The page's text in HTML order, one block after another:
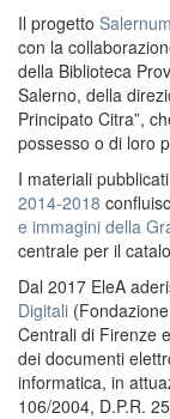
Il progetto
con la
della Biblioteca
Salerno, della
Principato Citra”,
possesso o di loro
I materiali
2014-2018
e immagini della
centrale per il
Dal 2017 EleA
Digitali
Centrali di Firenze
dei documenti
informatica, in
106/2004, D.P.R.